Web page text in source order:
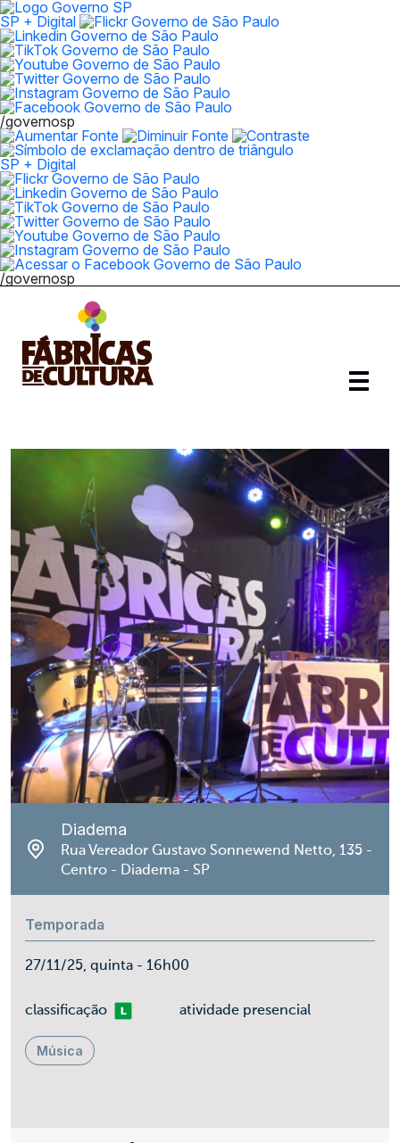
SP + Digital
/governosp
SP + Digital
/governosp
Diadema
Rua Vereador Gustavo Sonnewend Netto, 135 -
Centro - Diadema - SP
Temporada
27/11/25, quinta - 16h00
classificaçãoLivre atividade presencial
Música